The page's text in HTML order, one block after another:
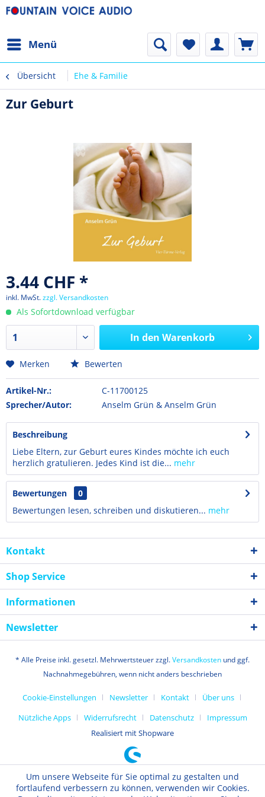
Menü
Übersicht Ehe & Familie
Zur Geburt
3.44 CHF *
inkl. MwSt.zzgl. Versandkosten
Als Sofortdownload verfügbar
In den Warenkorb
Merken Bewerten
Artikel-Nr.:
C-11700125
Sprecher/Autor:
Anselm Grün & Anselm Grün
Beschreibung
Liebe Eltern, zur Geburt eures Kindes möchte ich euch
herzlich gratulieren. Jedes Kind ist die... mehr
Bewertungen
0
Bewertungen lesen, schreiben und diskutieren... mehr
Kontakt
Shop Service
Informationen
Newsletter
* Alle Preise inkl. gesetzl. Mehrwertsteuer zzgl.Versandkosten und ggf.
Nachnahmegebühren, wenn nicht anders beschrieben
Cookie-Einstellungen Newsletter Kontakt
Über uns
Nützliche Apps
Widerrufsrecht Datenschutz
Impressum
Realisiert mit Shopware
Um unsere Webseite für Sie optimal zu gestalten und
fortlaufend verbessern zu können, verwenden wir Cookies.